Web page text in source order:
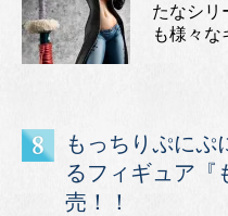
たなシリ
も様々な
もっちりぷにぷ
るフィギュア『
売！！